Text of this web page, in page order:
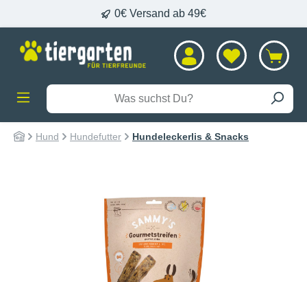
0€ Versand ab 49€
Hund Hundefutter Hundeleckerlis & Snacks